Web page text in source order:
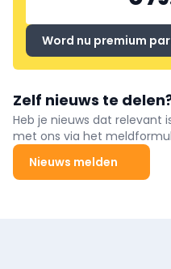
Word nu premium
Zelf nieuws te
Heb je nieuws dat relevant
met ons via het
Nieuws melden